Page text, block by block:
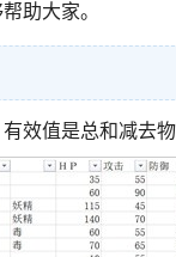
助大家。
效值是总和减去物